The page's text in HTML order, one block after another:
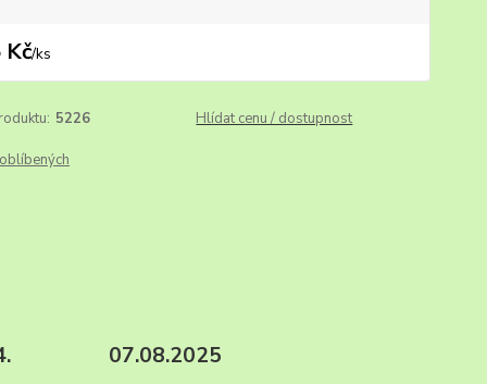
Kč/ks
5226 Hlídat cenu / dostupnost
524. 07.08.2025